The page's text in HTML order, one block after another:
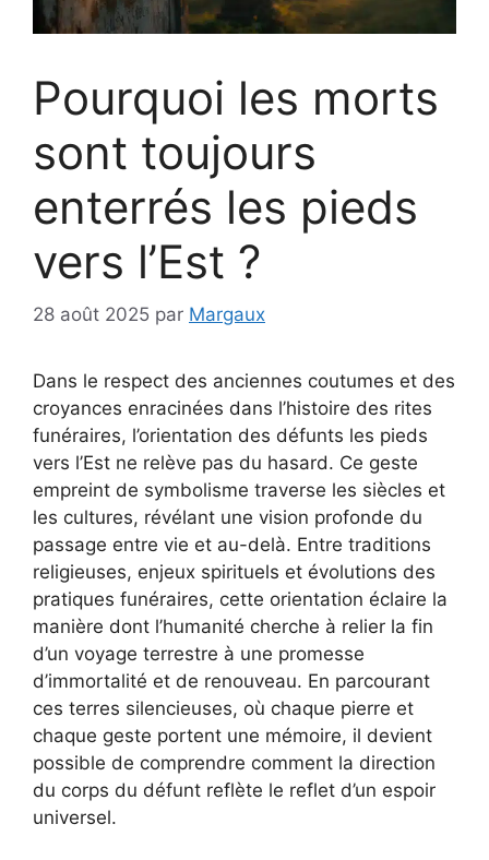
Pourquoi les morts
sont toujours
enterrés les pieds
vers l’Est ?
28 août 2025 par Margaux
Dans le respect des anciennes coutumes et des
croyances enracinées dans l’histoire des rites
funéraires, l’orientation des défunts les pieds
vers l’Est ne relève pas du hasard. Ce geste
empreint de symbolisme traverse les siècles et
les cultures, révélant une vision profonde du
passage entre vie et au-delà. Entre traditions
religieuses, enjeux spirituels et évolutions des
pratiques funéraires, cette orientation éclaire la
manière dont l’humanité cherche à relier la fin
d’un voyage terrestre à une promesse
d’immortalité et de renouveau. En parcourant
ces terres silencieuses, où chaque pierre et
chaque geste portent une mémoire, il devient
possible de comprendre comment la direction
du corps du défunt reflète le reflet d’un espoir
universel.